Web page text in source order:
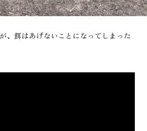
、餌はあげないことになってしまった